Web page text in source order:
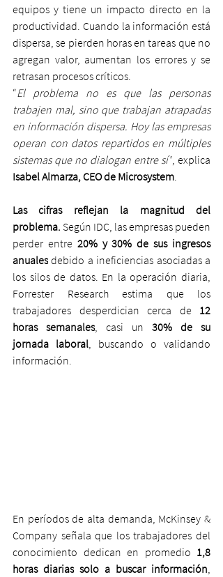
equipos y tiene un impacto directo en la
productividad. Cuando la información está
dispersa, se pierden horas en tareas que no
agregan valor, aumentan los errores y se
retrasan procesos críticos.
“El problema no es que las personas
trabajen mal, sino que trabajan atrapadas
en información dispersa. Hoy las empresas
operan con datos repartidos en múltiples
sistemas que no dialogan entre sí”
Isabel Almarza, CEO de Microsystem.
Las cifras reflejan la magnitud del
problema. Según IDC, las empresas pueden
perder entre 20% y 30% de sus ingresos
anuales debido a ineficiencias asociadas a
los silos de datos. En la operación diaria,
Forrester Research
estima que los
trabajadores desperdician cerca de 12
horas semanales, casi un 30% de su
jornada laboral, buscando o validando
información.
En períodos de alta demanda, McKinsey &
Company señala que los trabajadores del
conocimiento dedican en promedio 1,8
horas diarias solo a buscar información,